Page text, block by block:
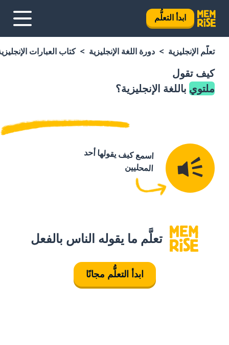
ابدأ التعلُّم
تعلَّم الإنجليزية دورة اللغة الإنجليزية كتاب العبارات
كيف تقول
ملتوي باللغة الإنجليزية؟
اسمع كيف يقولها أحد
المحليين
تعلَّم ما يقوله الناس بالفعل
ابدأ التعلُّم مجانًا